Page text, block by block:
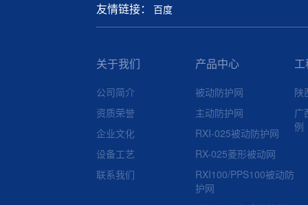
友情链接： 百度
关于我们
公司简介
资质荣誉
企业文化
设备工艺
联系我们
产品中心
被动防护网
主动防护网
RXI-025被动防护网
RX-025菱形被动网
RXI100/PPS100被动防
护网
陕
广
例